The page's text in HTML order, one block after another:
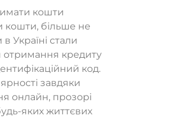
кошти
кошти, більше не
Україні стали
отримання кредиту
код.
завдяки
онлайн, прозорі
яких життєвих